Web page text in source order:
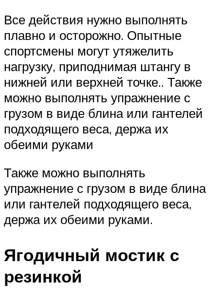
Все действия нужно выполнять
плавно и осторожно. Опытные
спортсмены могут утяжелить
нагрузку, приподнимая штангу в
нижней или верхней точке.. Также
можно выполнять упражнение с
грузом в виде блина или гантелей
подходящего веса, держа их
обеими руками
Также можно выполнять
упражнение с грузом в виде блина
или гантелей подходящего веса,
держа их обеими руками.
Ягодичный мостик с
резинкой